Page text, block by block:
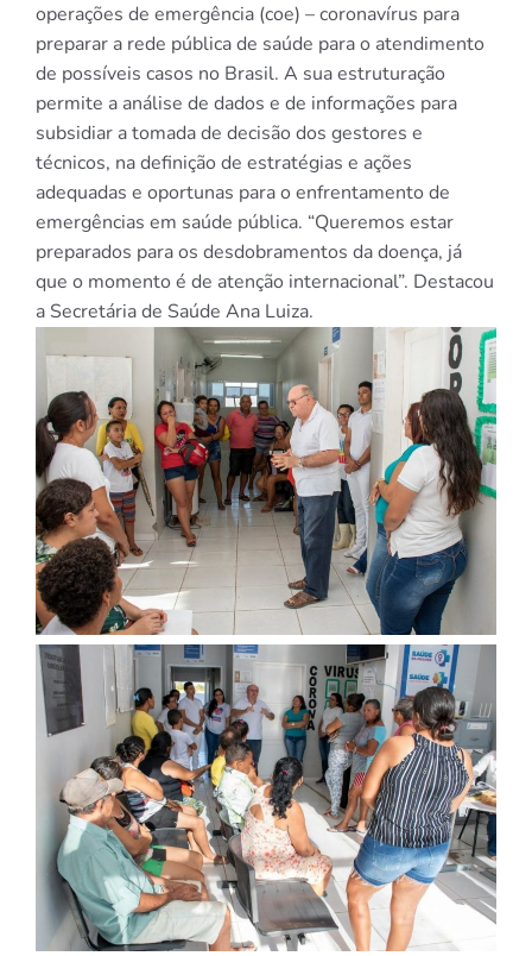
operações de emergência (coe) – coronavírus para
preparar a rede pública de saúde para o atendimento
de possíveis casos no Brasil. A sua estruturação
permite a análise de dados e de informações para
subsidiar a tomada de decisão dos gestores e
técnicos, na definição de estratégias e ações
adequadas e oportunas para o enfrentamento de
emergências em saúde pública. “Queremos estar
preparados para os desdobramentos da doença, já
que o momento é de atenção internacional”. Destacou
a Secretária de Saúde Ana Luiza.